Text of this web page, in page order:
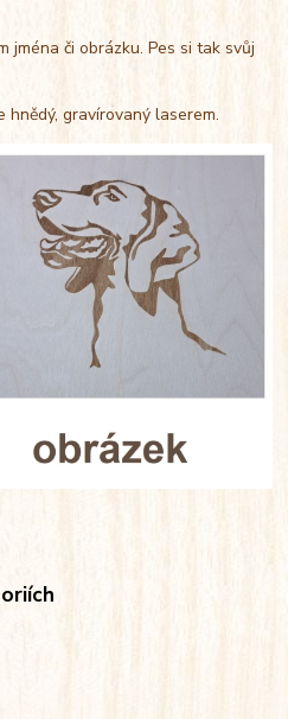
jména či obrázku. Pes si tak svůj
hnědý, gravírovaný laserem.